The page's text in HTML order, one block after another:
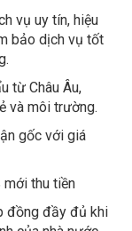
vụ uy tín, hiệu
bảo dịch vụ tốt
từ Châu Âu,
môi trường.
gốc với giá
thu tiền
đồng đầy đủ khi
của nhà nước.